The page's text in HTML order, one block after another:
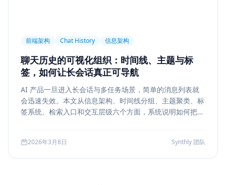
前端架构 Chat History 信息架构
聊天历史的可视化组织：时间线、主题与标
签，如何让长会话真正可导航
AI 产品一旦进入长会话与多任务场景，简单的消息列表就
会迅速失效。本文从信息架构、时间线分组、主题聚类、标
签系统、检索入口和交互层级六个方面，系统说明如何把聊
2026年3月8日 Synthly 团队